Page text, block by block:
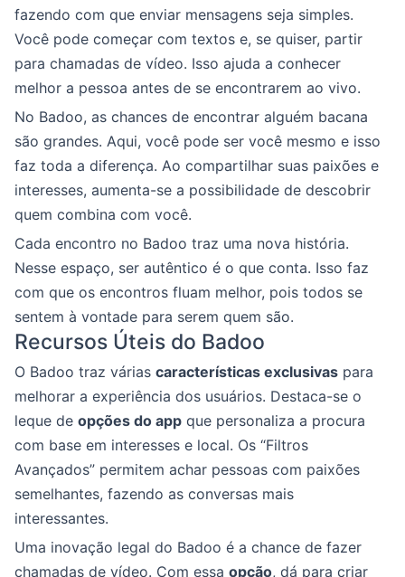
fazendo com que enviar mensagens seja simples.
Você pode começar com textos e, se quiser, partir
para chamadas de vídeo. Isso ajuda a conhecer
melhor a pessoa antes de se encontrarem ao vivo.
No Badoo, as chances de encontrar alguém bacana
são grandes. Aqui, você pode ser você mesmo e isso
faz toda a diferença. Ao compartilhar suas paixões e
interesses, aumenta-se a possibilidade de descobrir
quem combina com você.
Cada encontro no Badoo traz uma nova história.
Nesse espaço, ser autêntico é o que conta. Isso faz
com que os encontros fluam melhor, pois todos se
sentem à vontade para serem quem são.
Recursos Úteis do Badoo
O Badoo traz várias características exclusivas para
melhorar a experiência dos usuários. Destaca-se o
leque de opções do app que personaliza a procura
com base em interesses e local. Os “Filtros
Avançados” permitem achar pessoas com paixões
semelhantes, fazendo as conversas mais
interessantes.
Uma inovação legal do Badoo é a chance de fazer
chamadas de vídeo. Com essa opção, dá para criar